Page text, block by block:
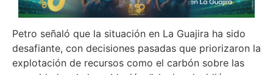
Petro señaló que la situación en La Guajira ha sido
desafiante, con decisiones pasadas que priorizaron la
explotación de recursos como el carbón sobre las